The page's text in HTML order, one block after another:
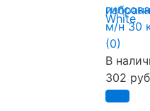
м/н 30
(0)
В
302